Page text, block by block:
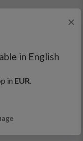
×
in English
in EUR